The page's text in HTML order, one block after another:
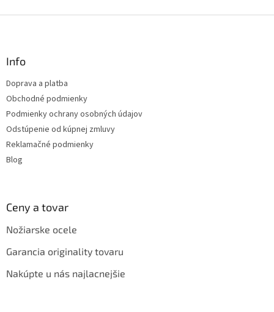
Info
Doprava a platba
Obchodné podmienky
Podmienky ochrany osobných údajov
Odstúpenie od kúpnej zmluvy
Reklamačné podmienky
Blog
Ceny a tovar
Nožiarske ocele
Garancia originality tovaru
Nakúpte u nás najlacnejšie